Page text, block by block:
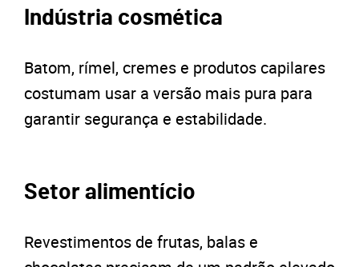
Indústria cosmética
Batom, rímel, cremes e produtos capilares
costumam usar a versão mais pura para
garantir segurança e estabilidade.
Setor alimentício
Revestimentos de frutas, balas e